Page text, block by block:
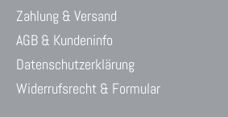
Zahlung & Versand
AGB & Kundeninfo
Datenschutzerklärung
Widerrufsrecht & Formular